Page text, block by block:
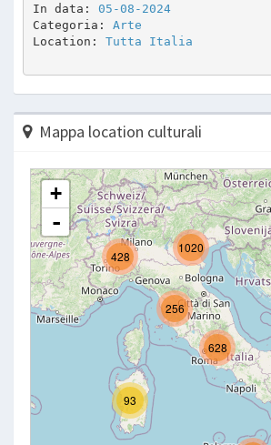
In data: 05-08-2024
Categoria: Arte
Location: Tutta Italia
Mappa location culturali